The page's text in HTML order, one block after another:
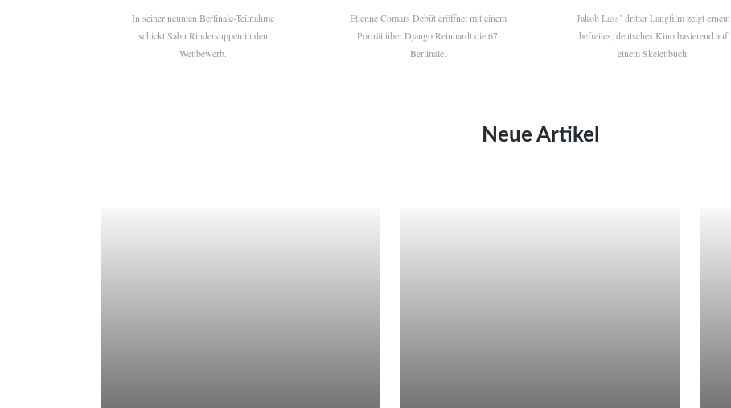
In seiner neunten Berlinale-Teilnahme
schickt Sabu Rindersuppen in den
Wettbewerb.
Étienne Comars Debüt eröffnet mit einem
Porträt über Django Reinhardt die 67.
Berlinale.
Jakob Lass’ dritter Langfilm zeigt erneut
befreites, deutsches Kino basierend auf
einem Skelettbuch.
Neue Artikel